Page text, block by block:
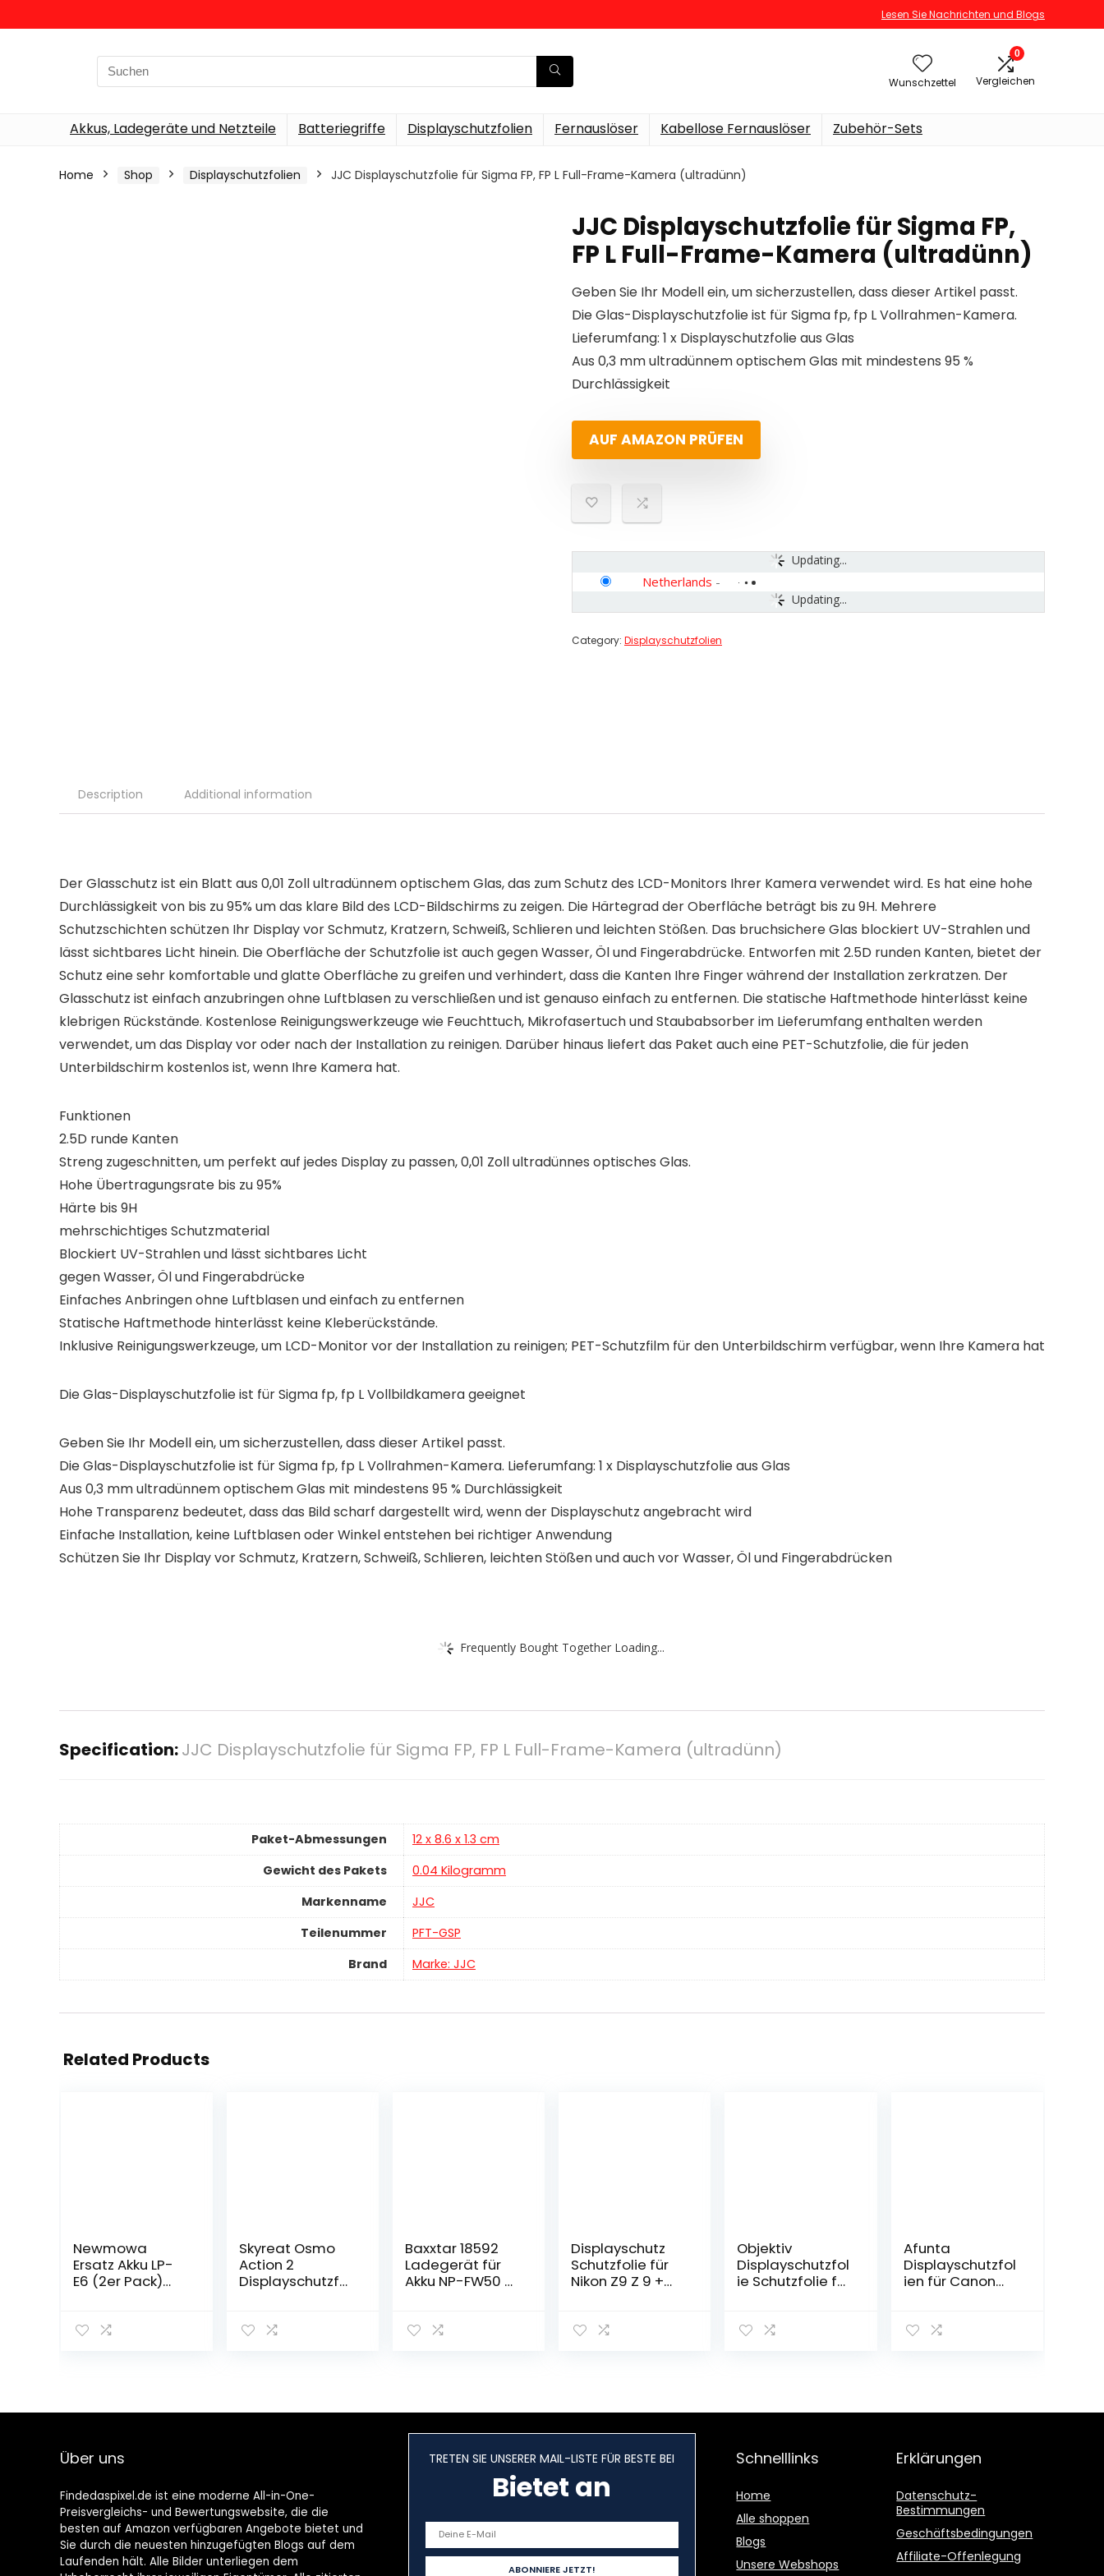
Lesen Sie Nachrichten und Blogs
Search
for:
Wunschzettel
0
Vergleichen
Akkus, Ladegeräte und Netzteile Batteriegriffe Displayschutzfolien Fernauslöser Kabellose Fernauslöser Zubehör-Sets
Home Shop Displayschutzfolien JJC Displayschutzfolie für Sigma FP, FP L Full-Frame-Kamera (ultradünn)
JJC Displayschutzfolie für Sigma FP,
FP L Full-Frame-Kamera (ultradünn)
Geben Sie Ihr Modell ein, um sicherzustellen, dass dieser Artikel passt.
Die Glas-Displayschutzfolie ist für Sigma fp, fp L Vollrahmen-Kamera.
Lieferumfang: 1 x Displayschutzfolie aus Glas
Aus 0,3 mm ultradünnem optischem Glas mit mindestens 95 %
Durchlässigkeit
AUF AMAZON PRÜFEN
Updating...
Updating...
Netherlands -
Category: Displayschutzfolien
Description Additional information
Der Glasschutz ist ein Blatt aus 0,01 Zoll ultradünnem optischem Glas, das zum Schutz des LCD-Monitors Ihrer Kamera verwendet wird. Es hat eine hohe
Durchlässigkeit von bis zu 95% um das klare Bild des LCD-Bildschirms zu zeigen. Die Härtegrad der Oberfläche beträgt bis zu 9H. Mehrere
Schutzschichten schützen Ihr Display vor Schmutz, Kratzern, Schweiß, Schlieren und leichten Stößen. Das bruchsichere Glas blockiert UV-Strahlen und
lässt sichtbares Licht hinein. Die Oberfläche der Schutzfolie ist auch gegen Wasser, Öl und Fingerabdrücke. Entworfen mit 2.5D runden Kanten, bietet der
Schutz eine sehr komfortable und glatte Oberfläche zu greifen und verhindert, dass die Kanten Ihre Finger während der Installation zerkratzen. Der
Glasschutz ist einfach anzubringen ohne Luftblasen zu verschließen und ist genauso einfach zu entfernen. Die statische Haftmethode hinterlässt keine
klebrigen Rückstände. Kostenlose Reinigungswerkzeuge wie Feuchttuch, Mikrofasertuch und Staubabsorber im Lieferumfang enthalten werden
verwendet, um das Display vor oder nach der Installation zu reinigen. Darüber hinaus liefert das Paket auch eine PET-Schutzfolie, die für jeden
Unterbildschirm kostenlos ist, wenn Ihre Kamera hat.
Funktionen
2.5D runde Kanten
Streng zugeschnitten, um perfekt auf jedes Display zu passen, 0,01 Zoll ultradünnes optisches Glas.
Hohe Übertragungsrate bis zu 95%
Härte bis 9H
mehrschichtiges Schutzmaterial
Blockiert UV-Strahlen und lässt sichtbares Licht
gegen Wasser, Öl und Fingerabdrücke
Einfaches Anbringen ohne Luftblasen und einfach zu entfernen
Statische Haftmethode hinterlässt keine Kleberückstände.
Inklusive Reinigungswerkzeuge, um LCD-Monitor vor der Installation zu reinigen; PET-Schutzfilm für den Unterbildschirm verfügbar, wenn Ihre Kamera hat
Die Glas-Displayschutzfolie ist fürSigma fp, fp L Vollbildkamerageeignet
Geben Sie Ihr Modell ein, um sicherzustellen, dass dieser Artikel passt.
Die Glas-Displayschutzfolie ist für Sigma fp, fp L Vollrahmen-Kamera. Lieferumfang: 1 x Displayschutzfolie aus Glas
Aus 0,3 mm ultradünnem optischem Glas mit mindestens 95 % Durchlässigkeit
Hohe Transparenz bedeutet, dass das Bild scharf dargestellt wird, wenn der Displayschutz angebracht wird
Einfache Installation, keine Luftblasen oder Winkel entstehen bei richtiger Anwendung
Schützen Sie Ihr Display vor Schmutz, Kratzern, Schweiß, Schlieren, leichten Stößen und auch vor Wasser, Öl und Fingerabdrücken
Frequently Bought Together Loading...
Specification:JJC Displayschutzfolie für Sigma FP, FP L Full-Frame-Kamera (ultradünn)
Paket-Abmessungen
‎12 x 8.6 x 1.3 cm
Gewicht des Pakets
‎0.04 Kilogramm
Markenname
‎JJC
Teilenummer
‎PFT-GSP
Brand
Marke: JJC
Related Products
Newmowa
Ersatz Akku LP-
E6 (2er Pack)
Ladegerät Kit
EOS 5DS EOS 5DS
EOS 60D
Skyreat Osmo
Action 2
Displayschutzfol
4 Schutzfolie
Clear
Baxxtar 18592
Ladegerät für
Akku NP-FW50 –
USB-C oder
Displayschutz
Schutzfolie für
Nikon Z9 Z 9 +
ie screen
Objektiv
Displayschutzfol
ie Schutzfolie für
[3 Stück], ULBTER
Anti-Wasser
Afunta
Displayschutzfol
ien für Canon
PowerShot G9X
für DSLR, digitale
Über uns
Findedaspixel.de ist eine moderne All-in-One-
Preisvergleichs- und Bewertungswebsite, die die
besten auf Amazon verfügbaren Angebote bietet und
Sie durch die neuesten hinzugefügten Blogs auf dem
Laufenden hält. Alle Bilder unterliegen dem
TRETEN SIE UNSERER MAIL-LISTE FÜR BESTE BEI
Bietet an
Schnelllinks
Home
Alle shoppen
Blogs
Unsere Webshops
Erklärungen
Datenschutz-
Bestimmungen
Geschäftsbedingungen
Affiliate-Offenlegung